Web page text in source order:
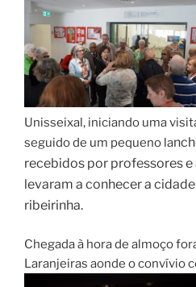
Unisseixal, iniciando uma
seguido de um pequeno la
recebidos por professores e
levaram a conhecer a
ribeirinha.
Chegada à hora de almoço
Laranjeiras aonde o convívio